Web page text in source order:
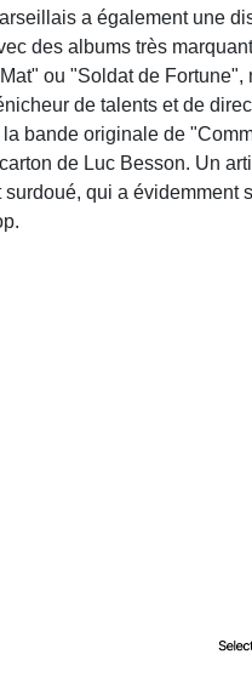
a également une
des albums très
ou "Soldat de Fortune",
de talents et de
bande originale de
de Luc Besson. Un
surdoué, qui a évidemment